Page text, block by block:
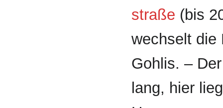
straße (bis
wechselt die
Gohlis. –
lang, hier